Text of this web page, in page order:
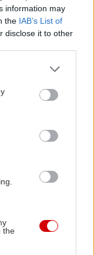
information may
the IAB’s List of
disclose it to other
or more Google
You may click to
party tags to
in below Google
the
παστουρμά
αυγά με
τηγανιά
ταξιδέψει
μενού
και
αυτά
ρακή. Ο
το άτομο,
χαλβά και